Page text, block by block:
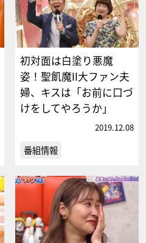
初対面は白塗り悪魔
姿！聖飢魔II大ファン夫
婦、キスは「お前に口づ
けをしてやろうか」
2019.12.08
番組情報